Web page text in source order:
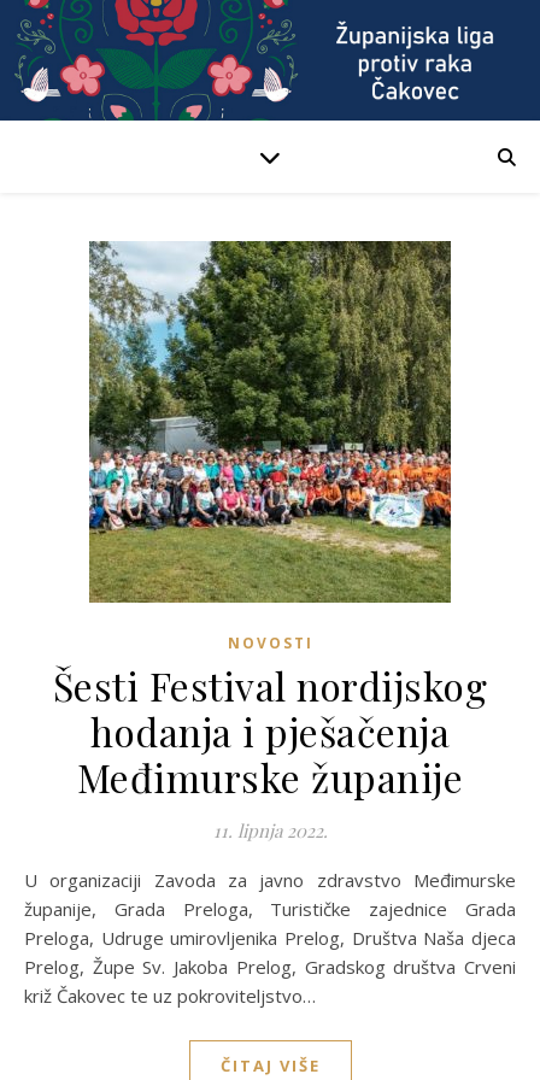
NOVOSTI
Šesti Festival nordijskog
hodanja i pješačenja
Međimurske županije
11. lipnja 2022.
U organizaciji Zavoda za javno zdravstvo Međimurske
županije, Grada Preloga, Turističke zajednice Grada
Preloga, Udruge umirovljenika Prelog, Društva Naša djeca
Prelog, Župe Sv. Jakoba Prelog, Gradskog društva Crveni
križ Čakovec te uz pokroviteljstvo…
ČITAJ VIŠE